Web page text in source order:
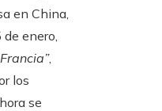
en China,
enero,
,
los
se